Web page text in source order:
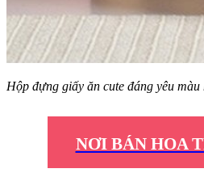
Hộp đựng giấy ăn cute đáng yêu
NƠI BÁN HOA